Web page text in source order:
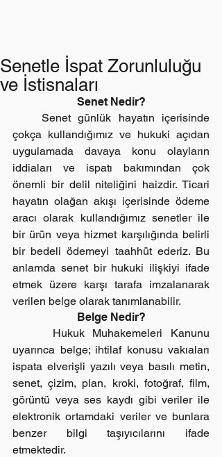
Senetle İspat Zorunluluğu
ve İstisnaları
Senet Nedir?
çokça kullandığımız ve hukuki açıdan
uygulamada davaya konu olayların
iddiaları ve ispatı bakımından çok
önemli bir delil niteliğini haizdir. Ticari
hayatın olağan akışı içerisinde ödeme
aracı olarak kullandığımız senetler ile
bir ürün veya hizmet karşılığında belirli
bir bedeli ödemeyi taahhüt ederiz. Bu
anlamda senet bir hukuki ilişkiyi ifade
etmek üzere karşı tarafa imzalanarak
verilen belge olarak tanımlanabilir.
Belge Nedir?
uyarınca belge; ihtilaf konusu vakıaları
ispata elverişli yazılı veya basılı metin,
senet, çizim, plan, kroki, fotoğraf, film,
görüntü veya ses kaydı gibi veriler ile
elektronik ortamdaki veriler ve bunlara
benzer bilgi taşıyıcılarını ifade
etmektedir.